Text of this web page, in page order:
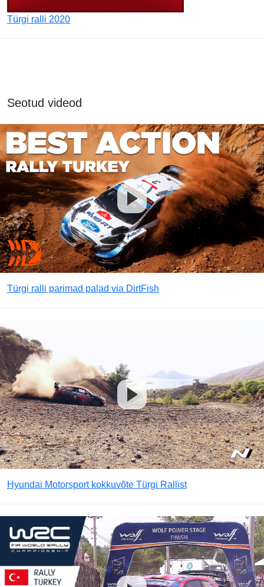
Türgi ralli 2020
Seotud videod
Türgi ralli parimad palad via DirtFish
Hyundai Motorsport kokkuvõte Türgi Rallist